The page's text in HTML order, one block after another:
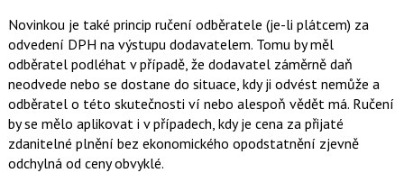
Novinkou je také princip ručení odběratele (je-li plátcem) za
odvedení DPH na výstupu dodavatelem. Tomu by měl
odběratel podléhat v případě, že dodavatel záměrně daň
neodvede nebo se dostane do situace, kdy ji odvést nemůže a
odběratel o této skutečnosti ví nebo alespoň vědět má. Ručení
by se mělo aplikovat i v případech, kdy je cena za přijaté
zdanitelné plnění bez ekonomického opodstatnění zjevně
odchylná od ceny obvyklé.